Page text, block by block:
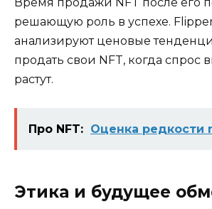
решающую роль в успехе.
анализируют ценовые
продать свои NFT, когда спрос
растут.
Про NFT: Оценка редкости
Этика и будущее